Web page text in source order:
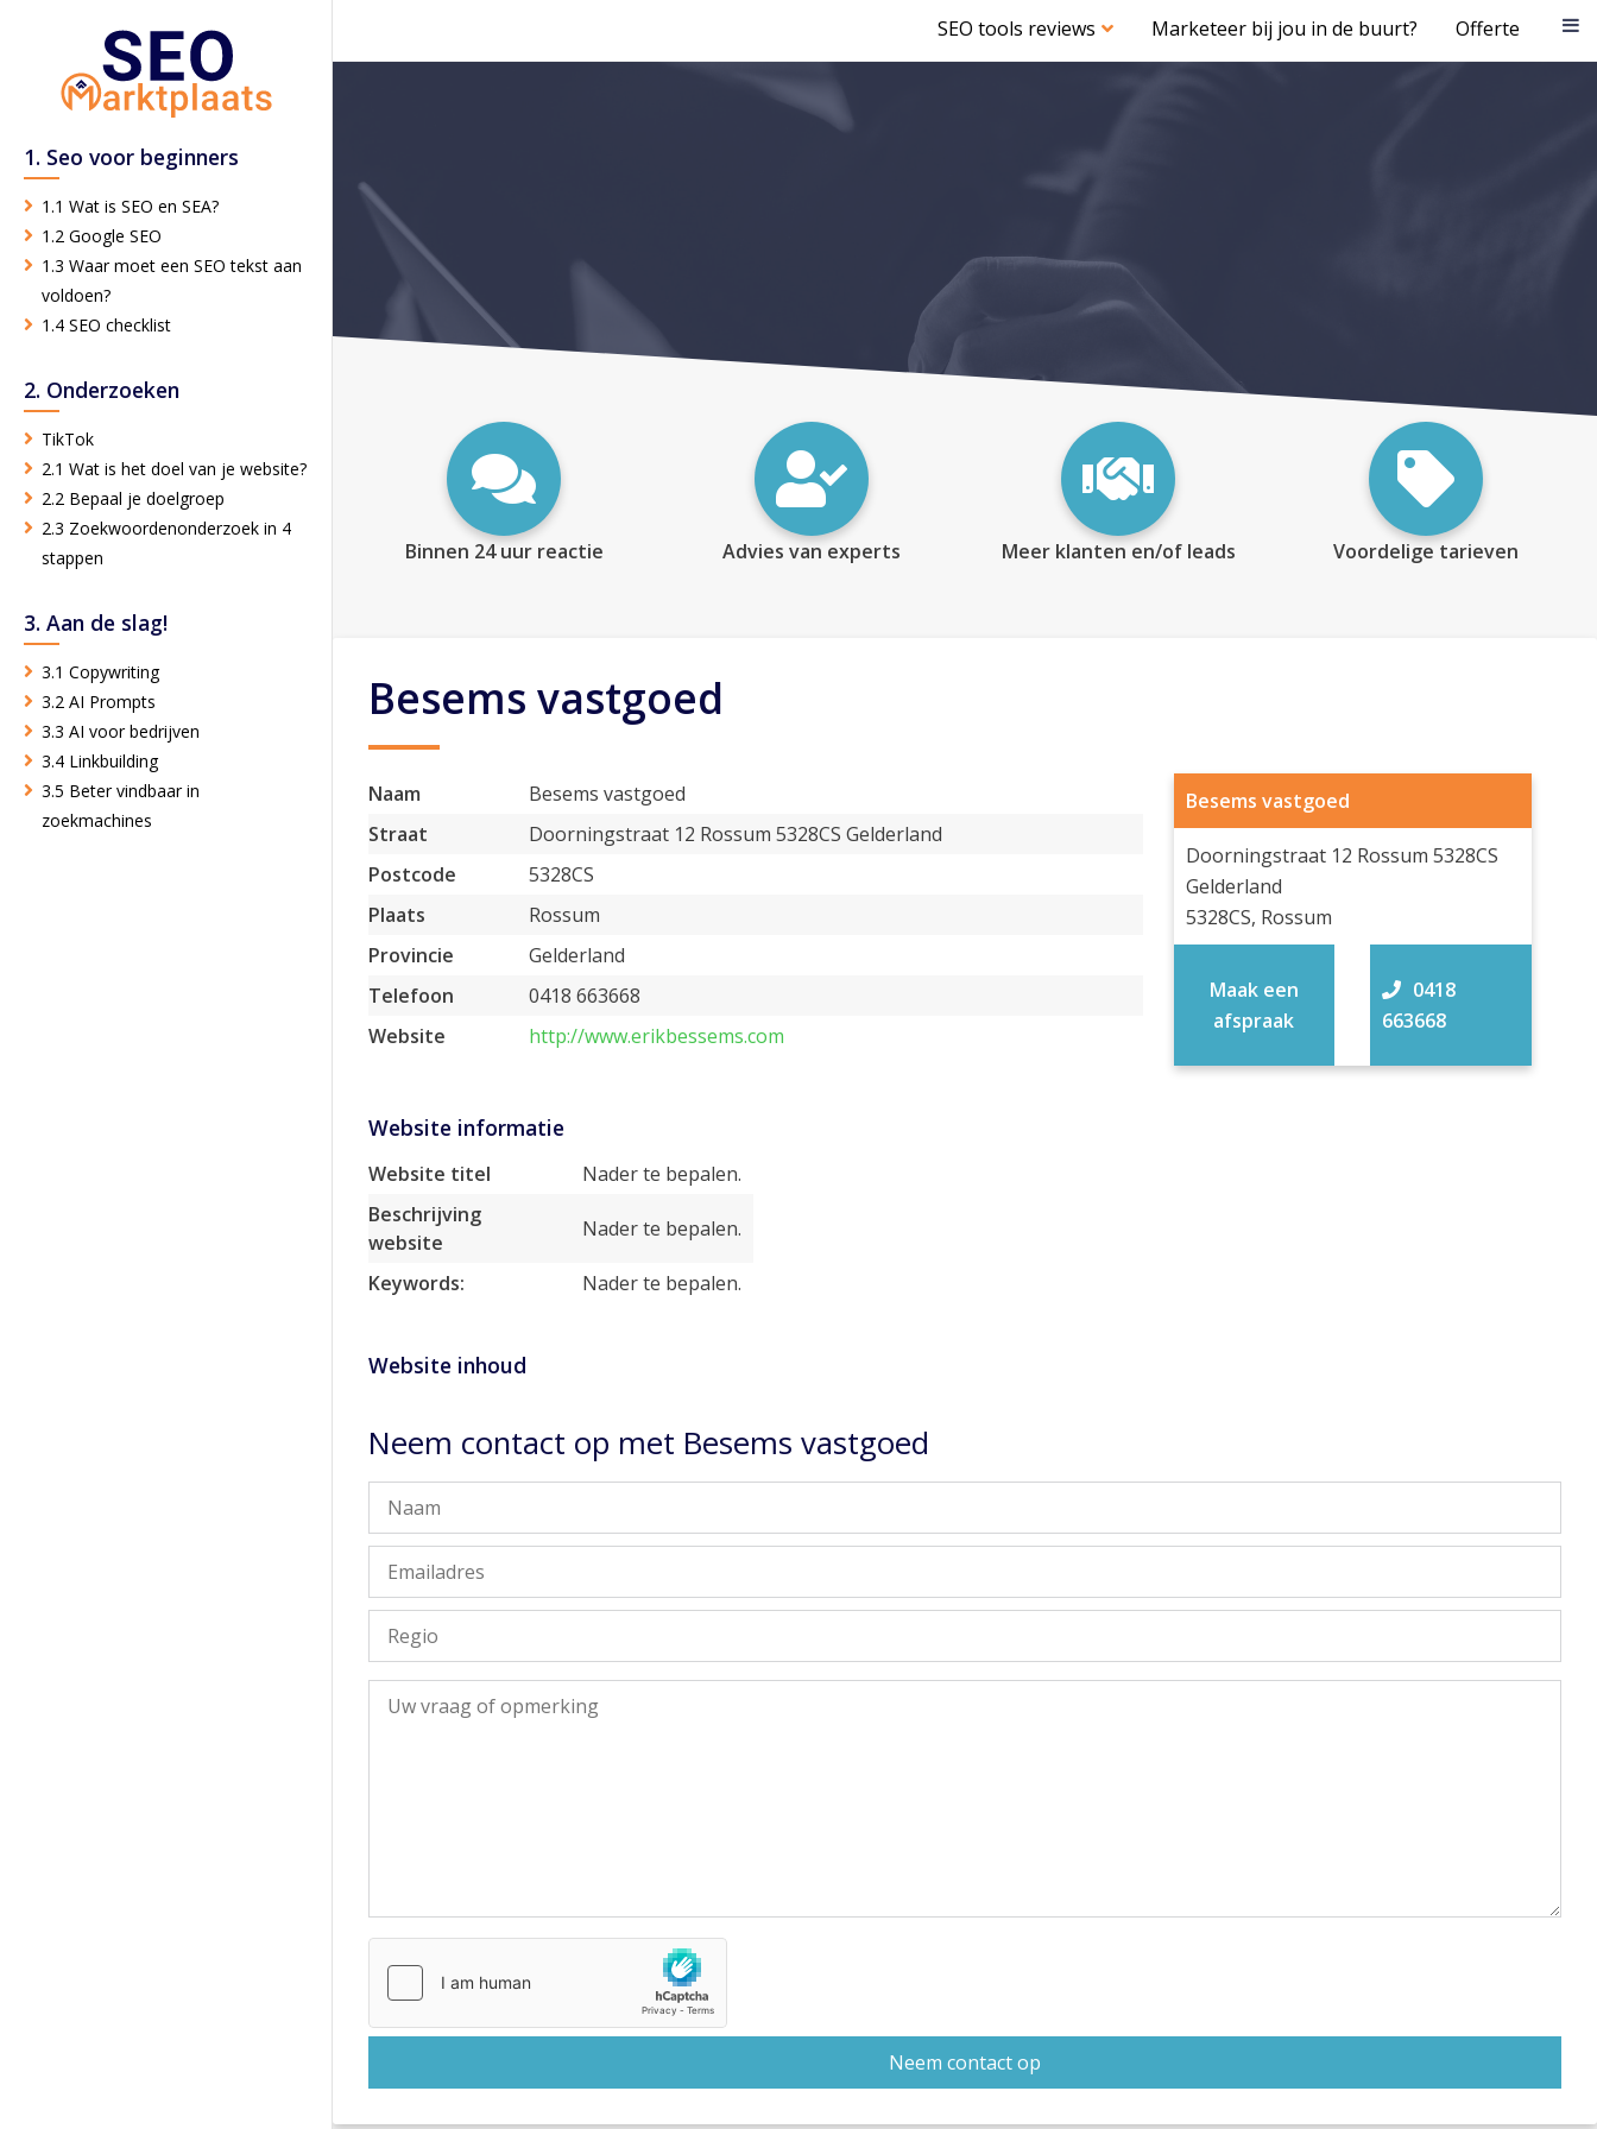
SEO tools reviews Marketeer bij jou in de buurt? Offerte
1. Seo voor beginners
1.1 Wat is SEO en SEA?
1.2 Google SEO
1.3 Waar moet een SEO tekst aan
voldoen?
1.4 SEO checklist
2. Onderzoeken
TikTok
2.1 Wat is het doel van je website?
2.2 Bepaal je doelgroep
2.3 Zoekwoordenonderzoek in 4
stappen
3. Aan de slag!
3.1 Copywriting
3.2 AI Prompts
3.3 AI voor bedrijven
3.4 Linkbuilding
3.5 Beter vindbaar in
zoekmachines
Binnen 24 uur reactie Advies van experts Meer klanten en/of leads Voordelige tarieven
Besems vastgoed
Naam
Besems vastgoed
Straat
Doorningstraat 12 Rossum 5328CS Gelderland
Postcode
5328CS
Plaats
Rossum
Provincie
Gelderland
Telefoon
0418 663668
Website
http://www.erikbessems.com
Besems vastgoed
Doorningstraat 12 Rossum 5328CS
Gelderland
5328CS, Rossum
0418
663668
Maak een
afspraak
Website informatie
Website titel
Nader te bepalen.
Beschrijving
website
Nader te bepalen.
Keywords: Nader te bepalen.
Website inhoud
Neem contact op met Besems vastgoed